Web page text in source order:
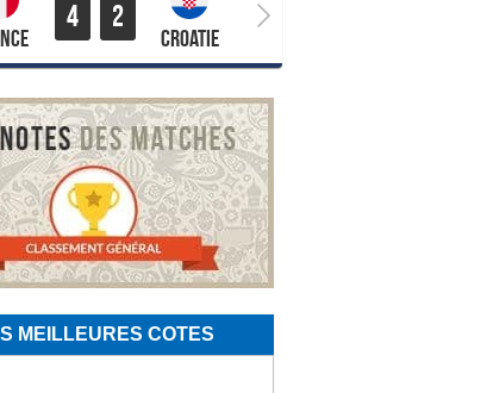
4 2
Croatie
MEILLEURES COTES